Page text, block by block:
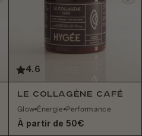
4.6
Le Collagène Café
Glow Énergie Performance
À partir de 50€